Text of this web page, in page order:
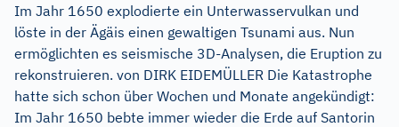
Im Jahr 1650 explodierte ein Unterwasservulkan und
löste in der Ägäis einen gewaltigen Tsunami aus. Nun
ermöglichten es seismische 3D-Analysen, die Eruption zu
rekonstruieren. von DIRK EIDEMÜLLER Die Katastrophe
hatte sich schon über Wochen und Monate angekündigt:
Im Jahr 1650 bebte immer wieder die Erde auf Santorin